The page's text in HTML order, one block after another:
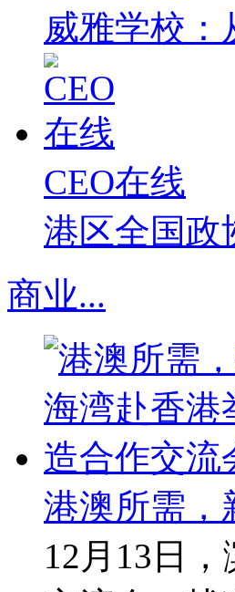
威雅学校：
CEO在线
港区全国政
商业...
港澳所需，
12月13日